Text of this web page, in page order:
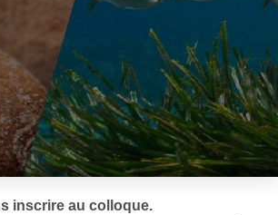
inscrire au colloque.